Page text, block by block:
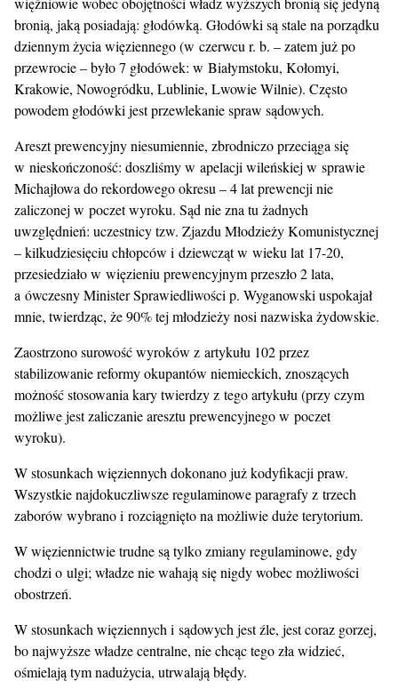
bronią, jaką posiadają: głodówką. Głodówki są stale na porządku
dziennym życia więziennego (w czerwcu r. b. – zatem już po
przewrocie – było 7 głodówek: w Białymstoku, Kołomyi,
Krakowie, Nowogródku, Lublinie, Lwowie Wilnie). Często
powodem głodówki jest przewlekanie spraw sądowych.
Areszt prewencyjny niesumiennie, zbrodniczo przeciąga się
w nieskończoność: doszliśmy w apelacji wileńskiej w sprawie
Michajłowa do rekordowego okresu – 4 lat prewencji nie
zaliczonej w poczet wyroku. Sąd nie zna tu żadnych
uwzględnień: uczestnicy tzw. Zjazdu Młodzieży Komunistycznej
– kilkudziesięciu chłopców i dziewcząt w wieku lat 17-20,
przesiedziało w więzieniu prewencyjnym przeszło 2 lata,
a ówczesny Minister Sprawiedliwości p. Wyganowski uspokajał
mnie, twierdząc, że 90% tej młodzieży nosi nazwiska żydowskie.
Zaostrzono surowość wyroków z artykułu 102 przez
stabilizowanie reformy okupantów niemieckich, znoszących
możność stosowania kary twierdzy z tego artykułu (przy czym
możliwe jest zaliczanie aresztu prewencyjnego w poczet
wyroku).
W stosunkach więziennych dokonano już kodyfikacji praw.
Wszystkie najdokuczliwsze regulaminowe paragrafy z trzech
zaborów wybrano i rozciągnięto na możliwie duże terytorium.
W więziennictwie trudne są tylko zmiany regulaminowe, gdy
chodzi o ulgi; władze nie wahają się nigdy wobec możliwości
obostrzeń.
W stosunkach więziennych i sądowych jest źle, jest coraz gorzej,
bo najwyższe władze centralne, nie chcąc tego zła widzieć,
ośmielają tym nadużycia, utrwalają błędy.